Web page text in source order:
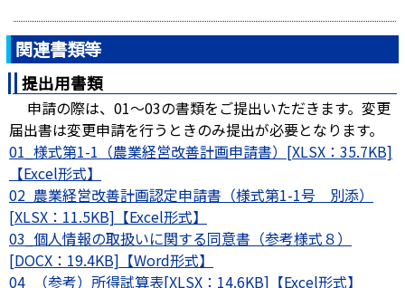
関連書類等
提出用書類
申請の際は、01～03の書類をご提出いただきます。変更
届出書は変更申請を行うときのみ提出が必要となります。
01_様式第1-1（農業経営改善計画申請書）[XLSX：35.7KB]
02_農業経営改善計画認定申請書（様式第1-1号 別添）
[XLSX：11.5KB]
03_個人情報の取扱いに関する同意書（参考様式８）
[DOCX：19.4KB]
04_（参考）所得試算表[XLSX：14.6KB]